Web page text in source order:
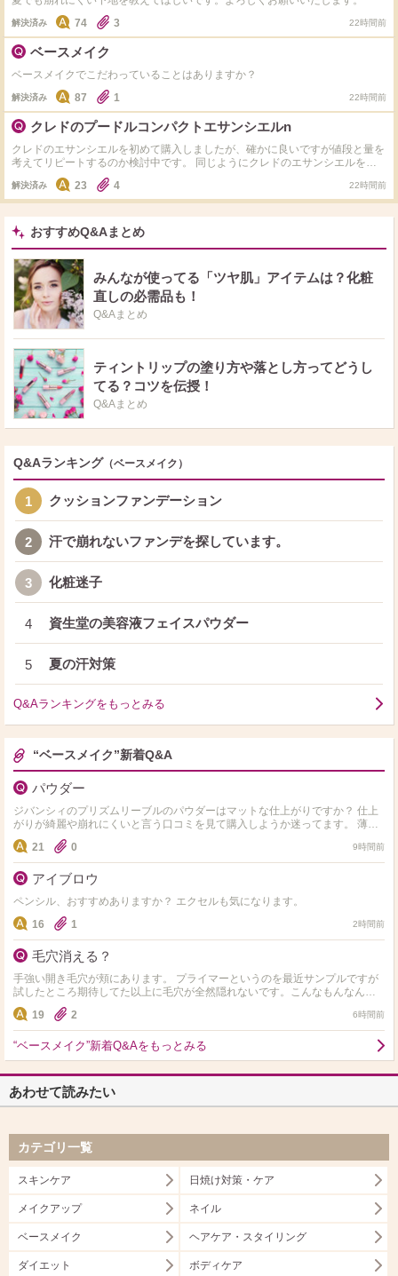
解決済み 74 3 22時間前
ベースメイク
ベースメイクでこだわっていることはありますか？
解決済み 87 1 22時間前
クレドのプードルコンパクトエサンシエルn
クレドのエサンシエルを初めて購入しましたが、確かに良いですが値段と量を
考えてリピートするのか検討中です。 同じようにクレドのエサンシエルを使
用したあと私と同じような理由で違うものに乗り換え、こちらでも充分遜色な
くてコスパが良かった！と満足されたお品があれば教えていただきたいです。
よろしくお願いします。
解決済み 23 4 22時間前
おすすめQ&Aまとめ
みんなが使ってる「ツヤ肌」アイテムは？化粧
直しの必需品も！
Q&Aまとめ
ティントリップの塗り方や落とし方ってどうし
てる？コツを伝授！
Q&Aまとめ
Q&Aランキング （ベースメイク）
1 クッションファンデーション
2 汗で崩れないファンデを探しています。
3 化粧迷子
4 資生堂の美容液フェイスパウダー
5 夏の汗対策
Q&Aランキングをもっとみる
“ベースメイク”新着Q&A
パウダー
ジバンシィのプリズムリーブルのパウダーはマットな仕上がりですか？ 仕上
がりが綺麗や崩れにくいと言う口コミを見て購入しようか迷ってます。 薄肌
の混合肌で適度なツヤがある仕上がりが好きです。他にお…
21 0 9時間前
アイブロウ
ペンシル、おすすめありますか？ エクセルも気になります。
16
1 2時間前
毛穴消える？
手強い開き毛穴が頬にあります。 プライマーというのを最近サンプルですが
試したところ期待してた以上に毛穴が全然隠れないです。こんなもんなんで
しょうか？ それともぬった瞬間から毛穴が消えて綺麗な仕…
19 2 6時間前
“ベースメイク”新着Q&Aをもっとみる
あわせて読みたい
カテゴリ一覧
スキンケア 日焼け対策・ケア
メイクアップ ネイル
ベースメイク ヘアケア・スタイリング
ダイエット ボディケア